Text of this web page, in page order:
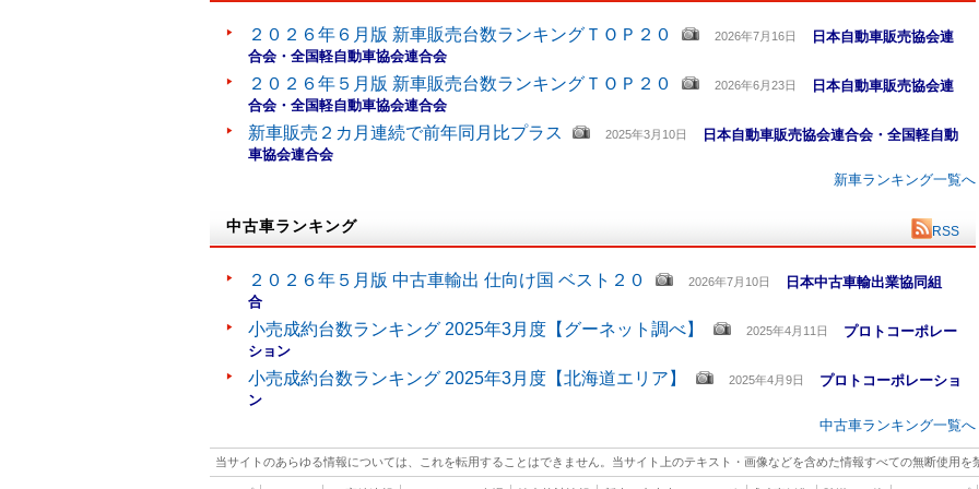
２０２６年６月版 新車販売台数ランキングＴＯＰ２０ 2026年7月16日 日本自動車販売協会連
合会・全国軽自動車協会連合会
２０２６年５月版 新車販売台数ランキングＴＯＰ２０
2026年6月23日 日本自動車販売協会連
合会・全国軽自動車協会連合会
新車販売２カ月連続で前年同月比プラス
2025年3月10日 日本自動車販売協会連合会・全国軽自動
車協会連合会
新車ランキング一覧へ
中古車ランキング RSS
２０２６年５月版 中古車輸出 仕向け国 ベスト２０ 2026年7月10日 日本中古車輸出業協同組
合
小売成約台数ランキング 2025年3月度【グーネット調べ】
2025年4月11日 プロトコーポレー
ション
小売成約台数ランキング 2025年3月度【北海道エリア】
2025年4月9日 プロトコーポレーショ
ン
中古車ランキング一覧へ
当サイトのあらゆる情報については、これを転用することはできません。当サイト上のテキスト・画像などを含めた情報すべての無断使用を